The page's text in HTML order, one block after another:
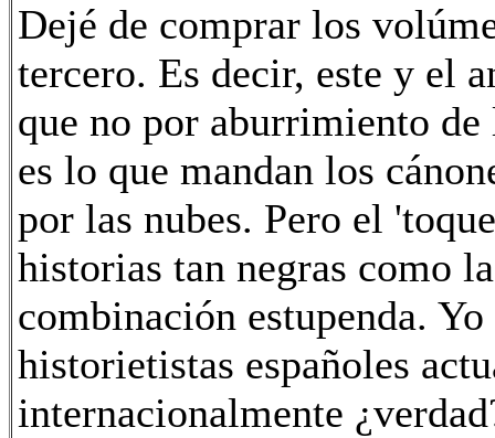
Dejé de comprar los
tercero. Es decir, este y el
que no por aburrimiento de
es lo que mandan los
por las nubes. Pero el
historias tan negras como
combinación estupenda.
historietistas españoles
internacionalmente